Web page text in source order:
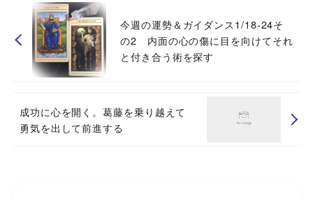
今週の運勢＆ガイダンス1/18-24そ
の2 内面の心の傷に目を向けてそれ
と付き合う術を探す
成功に心を開く。葛藤を乗り越えて
勇気を出して前進する